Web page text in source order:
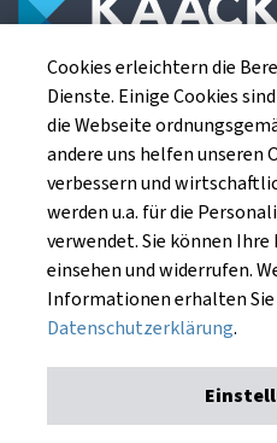
Die Kaack Terminhandel GmbH
Finanzdienstleistungsinstitut
Agrarterminbörsen.
Kaack Terminhandel GmbH
Am Markt 8
49661 Cloppenburg
Cookies erleichtern die
Dienste. Einige Cookies
die Webseite
andere uns helfen
verbessern und
werden u.a. für die
verwendet. Sie können
einsehen und widerrufen.
Informationen erhalten Sie
Datenschutzerklärung.